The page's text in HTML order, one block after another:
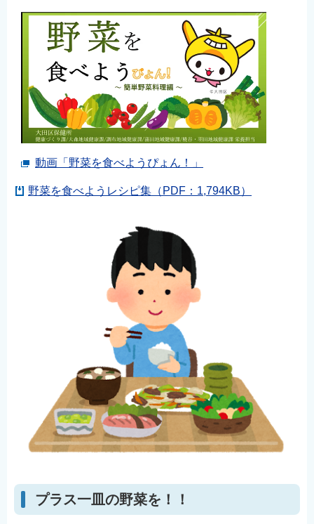
動画「野菜を食べようぴょん！」
野菜を食べようレシピ集（PDF：1,794KB）
プラス一皿の野菜を！！